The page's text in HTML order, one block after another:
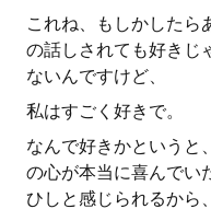
これね、もしかしたら
の話しされても好きじ
ないんですけど、
私はすごく好きで。
なんで好きかというと
の心が本当に喜んでい
ひしと感じられるから、